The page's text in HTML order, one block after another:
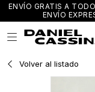
ENVÍO GRATIS A
ENVÍO

Volver al listado